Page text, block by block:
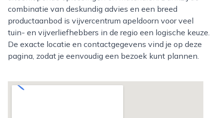
combinatie van deskundig advies en een breed
productaanbod is vijvercentrum apeldoorn voor veel
tuin- en vijverliefhebbers in de regio een logische keuze.
De exacte locatie en contactgegevens vind je op deze
pagina, zodat je eenvoudig een bezoek kunt plannen.